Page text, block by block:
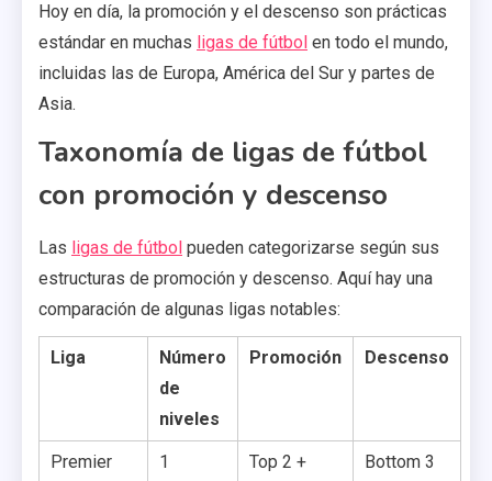
Hoy en día, la promoción y el descenso son prácticas
estándar en muchas ligas de fútbol en todo el mundo,
incluidas las de Europa, América del Sur y partes de
Asia.
Taxonomía de ligas de fútbol
con promoción y descenso
Las ligas de fútbol pueden categorizarse según sus
estructuras de promoción y descenso. Aquí hay una
comparación de algunas ligas notables:
Liga
Número
de
niveles
Promoción Descenso
Premier
1
Top 2 +
Bottom 3